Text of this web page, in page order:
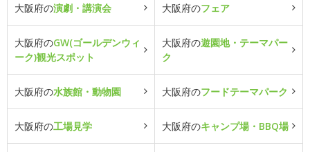
大阪府の演劇・講演会 大阪府のフェア
大阪府のGW(ゴールデンウィ
ーク)観光スポット
大阪府の遊園地・テーマパー
ク
大阪府の水族館・動物園 大阪府のフードテーマパーク
大阪府の工場見学 大阪府のキャンプ場・BBQ場